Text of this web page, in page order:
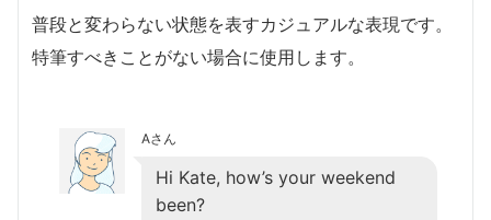
普段と変わらない状態を表すカジュアルな表現です。
特筆すべきことがない場合に使用します。
Aさん
Hi Kate, how’s your weekend
been?